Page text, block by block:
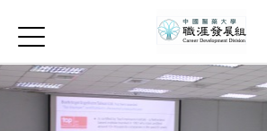
首頁
學務處首頁(link is external)
Open submenu (關於我們)
關於我們
Jump to Navigation
Jump to Main content